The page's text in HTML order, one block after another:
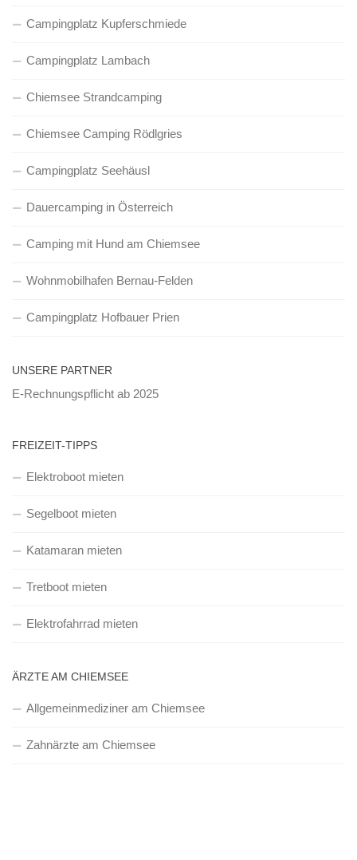
Campingplatz Kupferschmiede
Campingplatz Lambach
Chiemsee Strandcamping
Chiemsee Camping Rödlgries
Campingplatz Seehäusl
Dauercamping in Österreich
Camping mit Hund am Chiemsee
Wohnmobilhafen Bernau-Felden
Campingplatz Hofbauer Prien
UNSERE PARTNER
E-Rechnungspflicht ab 2025
FREIZEIT-TIPPS
Elektroboot mieten
Segelboot mieten
Katamaran mieten
Tretboot mieten
Elektrofahrrad mieten
ÄRZTE AM CHIEMSEE
Allgemeinmediziner am Chiemsee
Zahnärzte am Chiemsee